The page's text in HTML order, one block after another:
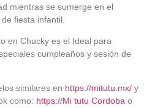
mientras se sumerge en el
fiesta infantil.
en Chucky es el Ideal para
cumpleaños y sesión de
similares en https://mitutu.mx/ y
como: https://Mi tutu Cordoba o